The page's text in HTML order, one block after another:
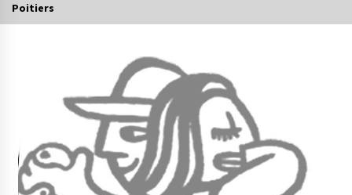
Poitiers